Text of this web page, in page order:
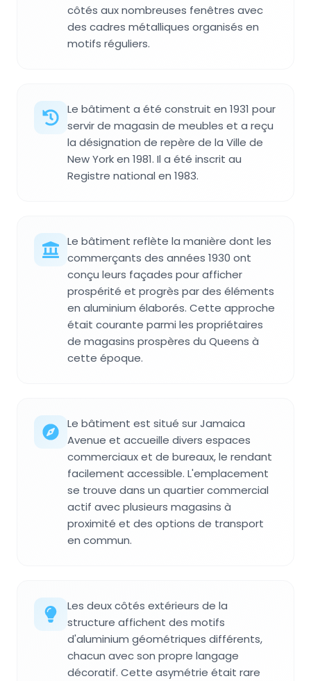
côtés aux nombreuses fenêtres avec
des cadres métalliques organisés en
motifs réguliers.
Le bâtiment a été construit en 1931 pour
servir de magasin de meubles et a reçu
la désignation de repère de la Ville de
New York en 1981. Il a été inscrit au
Registre national en 1983.
Le bâtiment reflète la manière dont les
commerçants des années 1930 ont
conçu leurs façades pour afficher
prospérité et progrès par des éléments
en aluminium élaborés. Cette approche
était courante parmi les propriétaires
de magasins prospères du Queens à
cette époque.
Le bâtiment est situé sur Jamaica
Avenue et accueille divers espaces
commerciaux et de bureaux, le rendant
facilement accessible. L'emplacement
se trouve dans un quartier commercial
actif avec plusieurs magasins à
proximité et des options de transport
en commun.
Les deux côtés extérieurs de la
structure affichent des motifs
d'aluminium géométriques différents,
chacun avec son propre langage
décoratif. Cette asymétrie était rare